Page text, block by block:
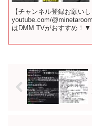
【チャンネル登録お願いし
youtube.com/
はDMM TVがおすすめ！▼